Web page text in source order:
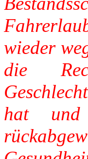
wieder
die
hat und